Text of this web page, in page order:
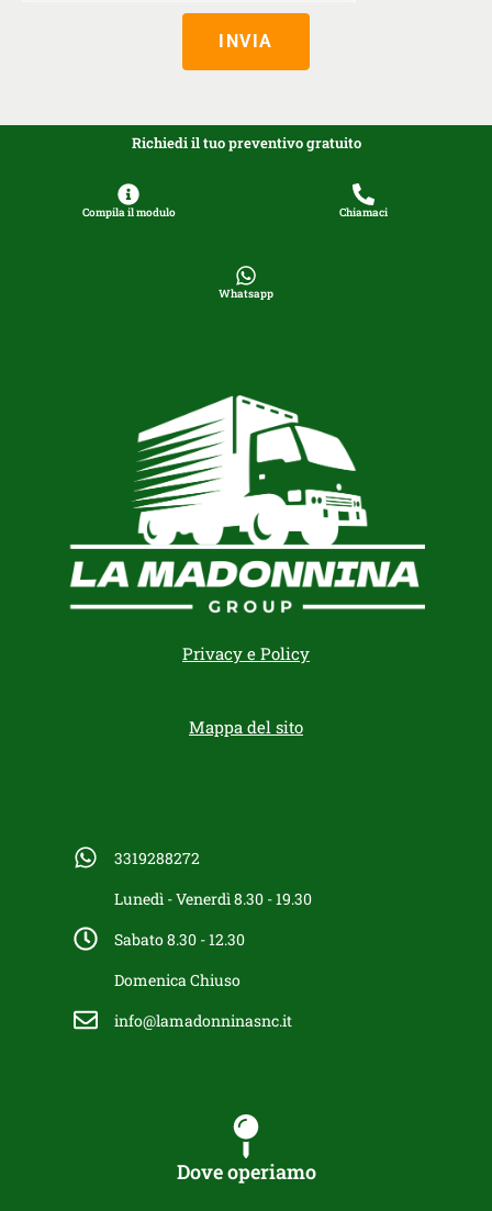
INVIA
Richiedi il tuo preventivo gratuito
Compila il modulo Chiamaci
Whatsapp
Privacy e Policy
Mappa del sito
3319288272
Lunedì - Venerdì 8.30 - 19.30
Sabato 8.30 - 12.30
Domenica Chiuso
info@lamadonninasnc.it
Dove operiamo